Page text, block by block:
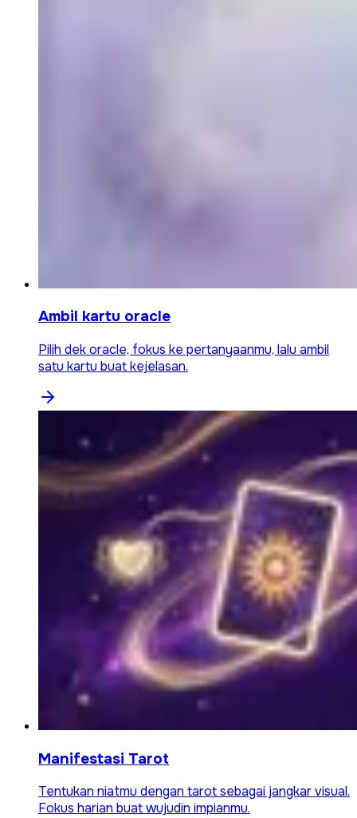
Ambil kartu oracle
Pilih dek oracle, fokus ke pertanyaanmu, lalu ambil
satu kartu buat kejelasan.
Manifestasi Tarot
Tentukan niatmu dengan tarot sebagai jangkar visual.
Fokus harian buat wujudin impianmu.